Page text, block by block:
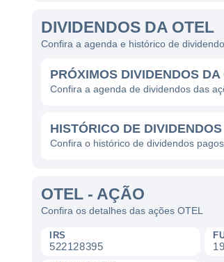
DIVIDENDOS DA OTEL
Confira a agenda e histórico de
PRÓXIMOS DIVIDENDOS DA
Confira a agenda de dividendos das
HISTÓRICO DE
Confira o histórico de dividendos
OTEL - AÇÃO
Confira os detalhes das ações OTEL
IRS
522128395